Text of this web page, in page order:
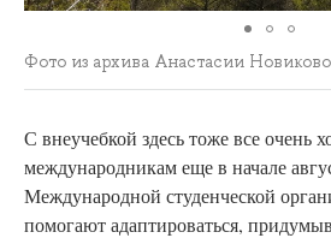
Фото из архива Анастасии
С внеучебкой здесь тоже все очень
международникам еще в начале
Международной студенческой
помогают адаптироваться,